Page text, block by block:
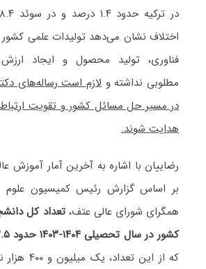
اختلاف نشان می‌دهد تولیدات علمی
فناوری، تولید محصول و ایجاد
مطلوبی نداشته و لازم است رساله‌های
در مسیر حل مسائل کشور و تقویت
هدایت شوند.
رضاییان با اشاره به آخرین آمار آموزش
بر اساس گزارش رئیس کمیسیون علوم
همگرای شورای عالی عتف، تعداد کل
کشور در سال تحصیلی ۱۴۰۴-۱۴۰۳ حدود ۳.۵ میلیون نفر است